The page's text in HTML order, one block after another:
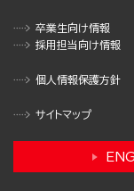
卒業生向け情報
採用担当向け情報
個人情報保護方針
サイトマップ